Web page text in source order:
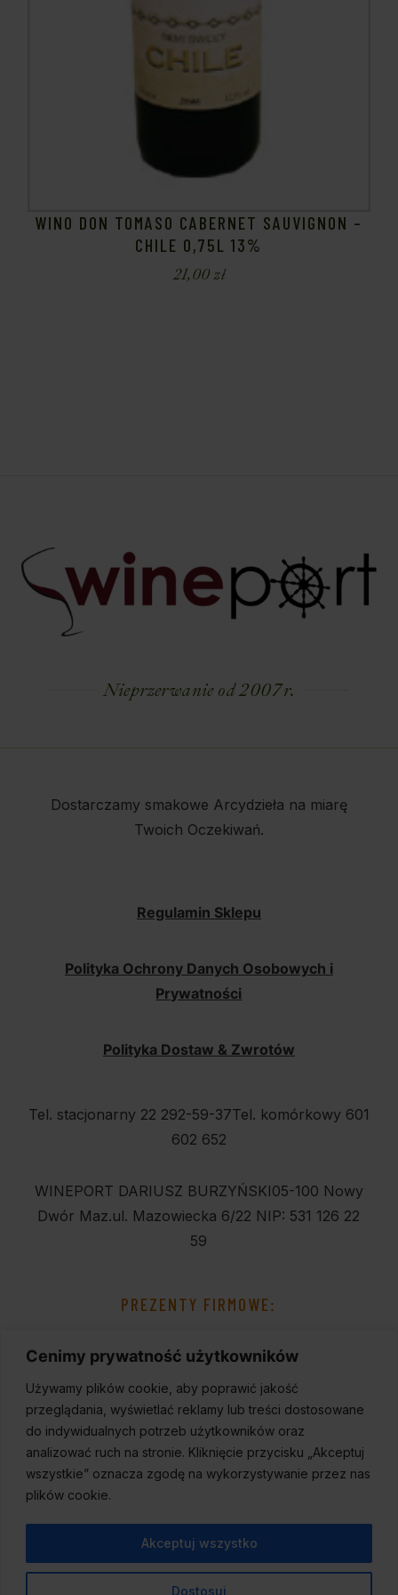
Cenimy prywatność użytkowników
Używamy plików cookie, aby poprawić jakość
przeglądania, wyświetlać reklamy lub treści dostosowane
do indywidualnych potrzeb użytkowników oraz
analizować ruch na stronie. Kliknięcie przycisku „Akceptuj
wszystkie” oznacza zgodę na wykorzystywanie przez nas
plików cookie.
Dostosuj
Akceptuj wszystko
WINO DON TOMASO CABERNET SAUVIGNON –
CHILE 0,75L 13%
21,00zł
Nieprzerwanie od 2007 r.
Dostarczamy smakowe Arcydzieła na miarę
Twoich Oczekiwań.
Regulamin Sklepu
Polityka Ochrony Danych Osobowych i
Prywatności
Polityka Dostaw & Zwrotów
Tel. stacjonarny 22 292-59-37Tel. komórkowy 601
602 652
WINEPORT DARIUSZ BURZYŃSKI05-100 Nowy
Dwór Maz.ul. Mazowiecka 6/22 NIP: 531 126 22
59
PREZENTY FIRMOWE: